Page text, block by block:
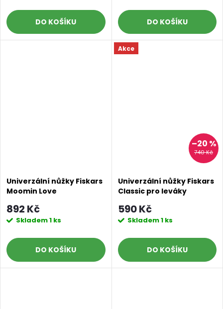
DO KOŠÍKU DO KOŠÍKU
Univerzální nůžky Fiskars
Moomin Love
892 Kč
Skladem1 ks
DO KOŠÍKU
Akce
740 Kč
–20 %
Univerzální nůžky Fiskars
Classic pro leváky
590 Kč
Skladem1 ks
DO KOŠÍKU